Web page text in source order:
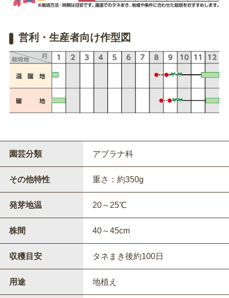
営利・生産者向け作型図
園芸分類 アブラナ科
その他特性 重さ：約350g
発芽地温 20～25℃
株間 40～45cm
収穫目安 タネまき後約100日
用途 地植え